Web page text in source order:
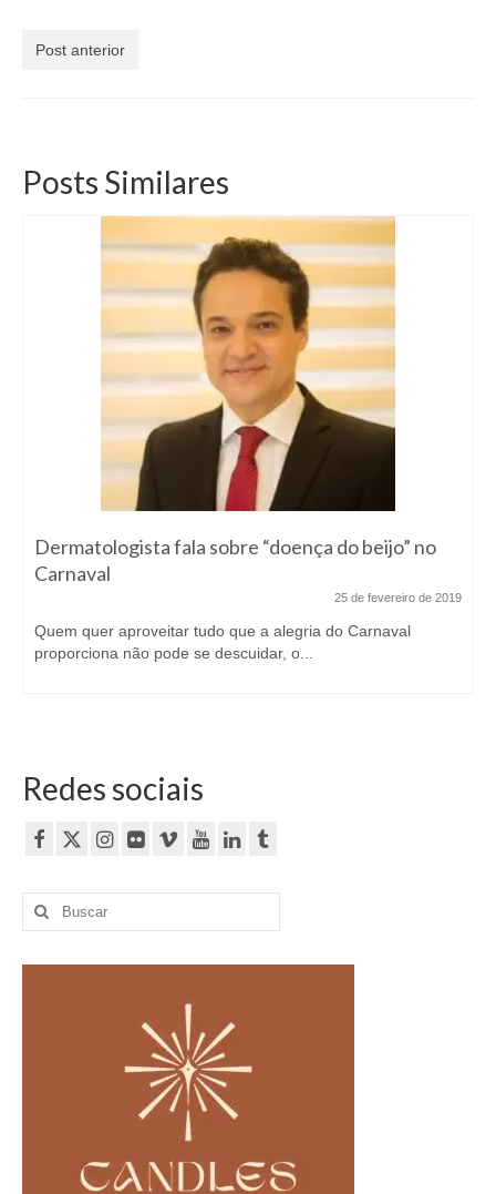
Post anterior
Posts Similares
Dermatologista fala sobre “doença do beijo” no
Carnaval
25 de fevereiro de 2019
Quem quer aproveitar tudo que a alegria do Carnaval
proporciona não pode se descuidar, o...
Redes sociais
Buscar
por: